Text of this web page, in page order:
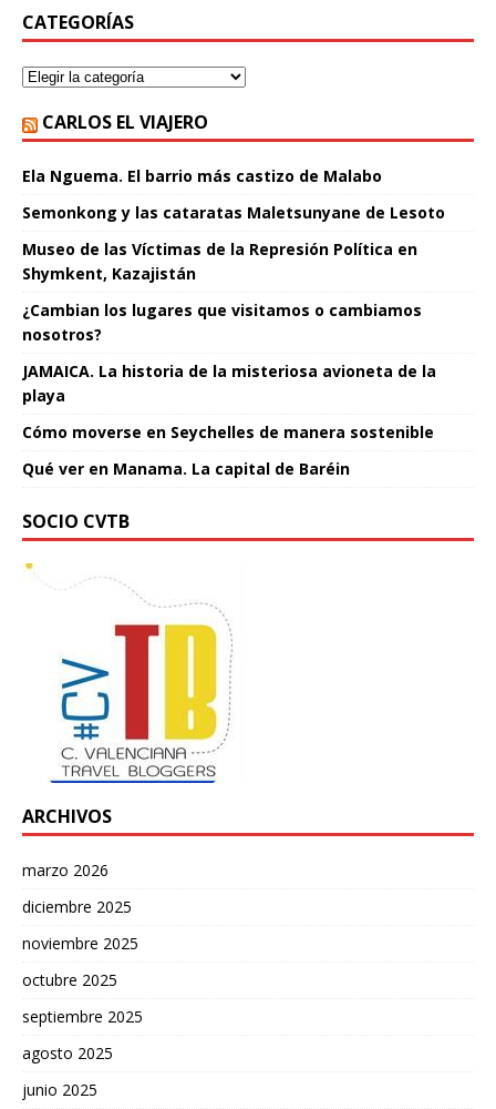
CATEGORÍAS
CARLOS EL VIAJERO
Ela Nguema. El barrio más castizo de Malabo
Semonkong y las cataratas Maletsunyane de Lesoto
Museo de las Víctimas de la Represión Política en
Shymkent, Kazajistán
¿Cambian los lugares que visitamos o cambiamos
nosotros?
JAMAICA. La historia de la misteriosa avioneta de la
playa
Cómo moverse en Seychelles de manera sostenible
Qué ver en Manama. La capital de Baréin
SOCIO CVTB
ARCHIVOS
marzo 2026
diciembre 2025
noviembre 2025
octubre 2025
septiembre 2025
agosto 2025
junio 2025